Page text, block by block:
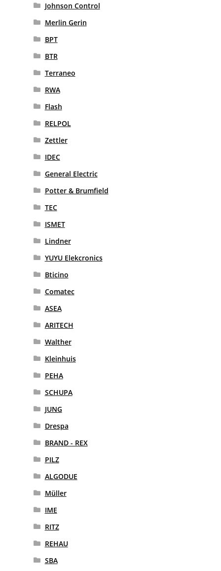
Johnson Control
Merlin Gerin
BPT
BTR
Terraneo
RWA
Flash
RELPOL
Zettler
IDEC
General Electric
Potter & Brumfield
TEC
ISMET
Lindner
YUYU Elekcronics
Bticino
Comatec
ASEA
ARITECH
Walther
Kleinhuis
PEHA
SCHUPA
JUNG
Drespa
BRAND - REX
PILZ
ALGODUE
Müller
IME
RITZ
REHAU
SBA